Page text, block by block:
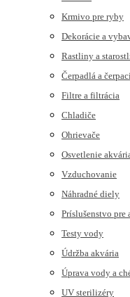
Krmivo pre ryby
Dekorácie a
Rastliny a
Čerpadlá a
Filtre a filtrácia
Chladiče
Ohrievače
Osvetlenie
Vzduchovanie
Náhradné diely
Príslušenstvo pre
Testy vody
Údržba akvária
Úprava vody a
UV sterilizéry